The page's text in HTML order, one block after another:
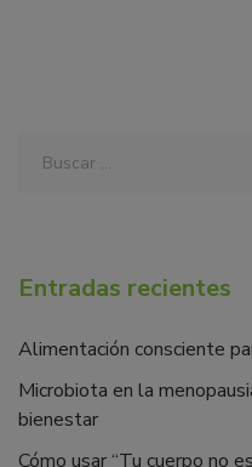
Entradas recientes
Alimentación consciente
Microbiota en la
bienestar
Cómo usar “Tu cuerpo no